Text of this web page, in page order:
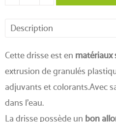
Description
Cette drisse est en matériaux
extrusion de granulés
adjuvants et colorants.Avec
dans l’eau.
La drisse possède un bon